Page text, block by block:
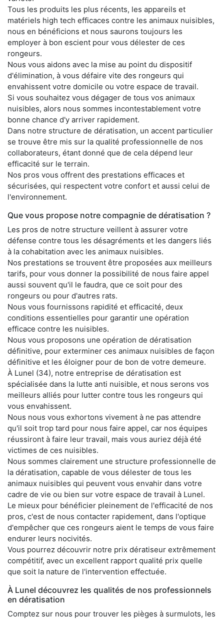
Tous les produits les plus récents, les appareils et
matériels high tech efficaces contre les animaux nuisibles,
nous en bénéficions et nous saurons toujours les
employer à bon escient pour vous délester de ces
rongeurs.
Nous vous aidons avec la mise au point du dispositif
d'élimination, à vous défaire vite des rongeurs qui
envahissent votre domicile ou votre espace de travail.
Si vous souhaitez vous dégager de tous vos animaux
nuisibles, alors nous sommes incontestablement votre
bonne chance d'y arriver rapidement.
Dans notre structure de dératisation, un accent particulier
se trouve être mis sur la qualité professionnelle de nos
collaborateurs, étant donné que de cela dépend leur
efficacité sur le terrain.
Nos pros vous offrent des prestations efficaces et
sécurisées, qui respectent votre confort et aussi celui de
l'environnement.
Que vous propose notre compagnie de dératisation ?
Les pros de notre structure veillent à assurer votre
défense contre tous les désagréments et les dangers liés
à la cohabitation avec les animaux nuisibles.
Nos prestations se trouvent être proposées aux meilleurs
tarifs, pour vous donner la possibilité de nous faire appel
aussi souvent qu'il le faudra, que ce soit pour des
rongeurs ou pour d'autres rats.
Nous vous fournissons rapidité et efficacité, deux
conditions essentielles pour garantir une opération
efficace contre les nuisibles.
Nous vous proposons une opération de dératisation
définitive, pour exterminer ces animaux nuisibles de façon
définitive et les éloigner pour de bon de votre demeure.
À Lunel (34), notre entreprise de dératisation est
spécialisée dans la lutte anti nuisible, et nous serons vos
meilleurs alliés pour lutter contre tous les rongeurs qui
vous envahissent.
Nous nous vous exhortons vivement à ne pas attendre
qu'il soit trop tard pour nous faire appel, car nos équipes
réussiront à faire leur travail, mais vous auriez déjà été
victimes de ces nuisibles.
Nous sommes clairement une structure professionnelle de
la dératisation, capable de vous délester de tous les
animaux nuisibles qui peuvent vous envahir dans votre
cadre de vie ou bien sur votre espace de travail à Lunel.
Le mieux pour bénéficier pleinement de l'efficacité de nos
pros, c'est de nous contacter rapidement, dans l'optique
d'empêcher que ces rongeurs aient le temps de vous faire
endurer leurs nocivités.
Vous pourrez découvrir notre prix dératiseur extrêmement
compétitif, avec un excellent rapport qualité prix quelle
que soit la nature de l'intervention effectuée.
À Lunel découvrez les qualités de nos professionnels
en dératisation
Comptez sur nous pour trouver les pièges à surmulots, les